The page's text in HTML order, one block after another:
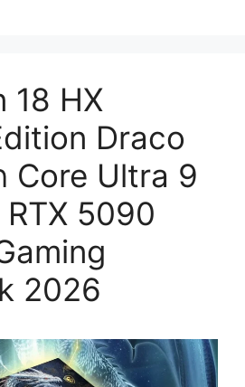
18 HX
Draco
Core Ultra 9
5090
2026